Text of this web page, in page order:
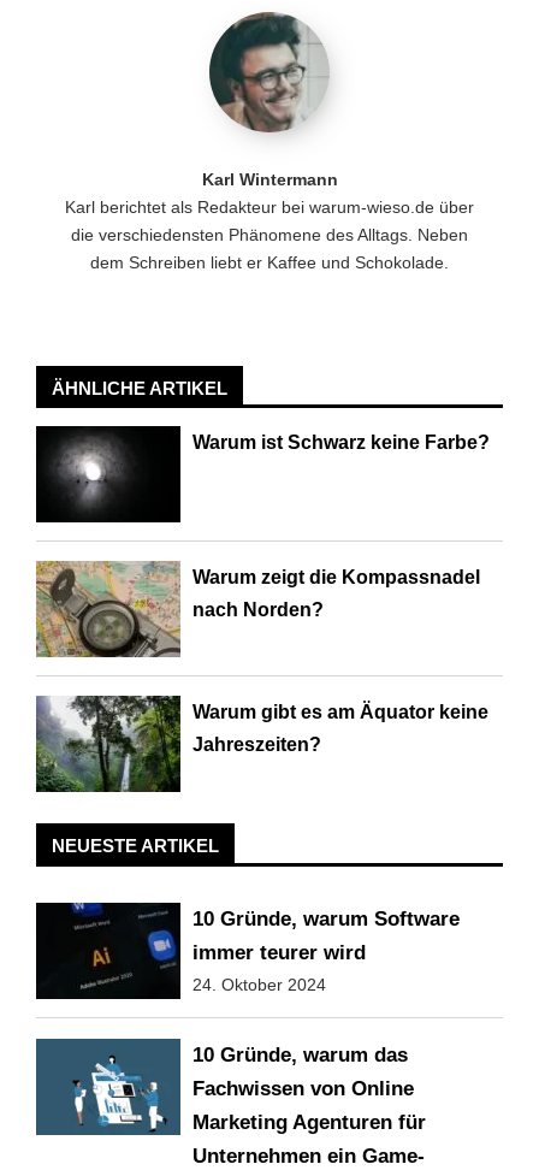
Karl Wintermann
Karl berichtet als Redakteur bei warum-wieso.de über
die verschiedensten Phänomene des Alltags. Neben
dem Schreiben liebt er Kaffee und Schokolade.
ÄHNLICHE ARTIKEL
Warum ist Schwarz keine Farbe?
Warum zeigt die Kompassnadel
nach Norden?
Warum gibt es am Äquator keine
Jahreszeiten?
NEUESTE ARTIKEL
10 Gründe, warum Software
immer teurer wird
24. Oktober 2024
10 Gründe, warum das
Fachwissen von Online
Marketing Agenturen für
Unternehmen ein Game-